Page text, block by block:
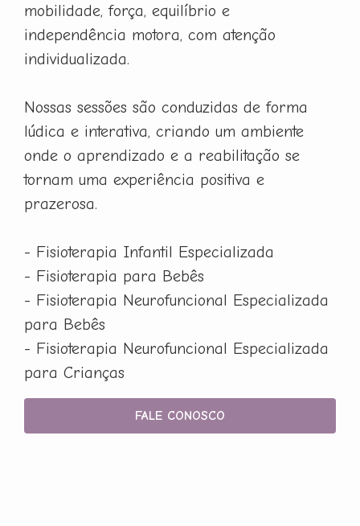
mobilidade, força, equilíbrio e
independência motora, com atenção
individualizada.
Nossas sessões são conduzidas de forma
lúdica e interativa, criando um ambiente
onde o aprendizado e a reabilitação se
tornam uma experiência positiva e
prazerosa.
- Fisioterapia Infantil Especializada
- Fisioterapia para Bebês
- Fisioterapia Neurofuncional Especializada
para Bebês
- Fisioterapia Neurofuncional Especializada
para Crianças
FALE CONOSCO